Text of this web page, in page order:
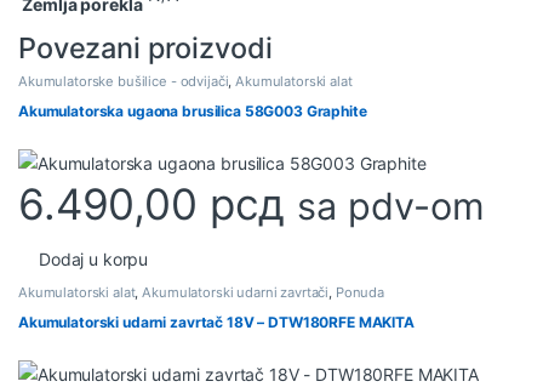
Povezani proizvodi
Akumulatorske bušilice - odvijači Akumulatorski alat
Akumulatorska ugaona brusilica 58G003 Graphite
6.490,00 рсд sa pdv-om
Dodaj u korpu
Akumulatorski alat, Akumulatorski udarni zavrtači Ponuda
Akumulatorski udarni zavrtač 18V – DTW180RFE MAKITA